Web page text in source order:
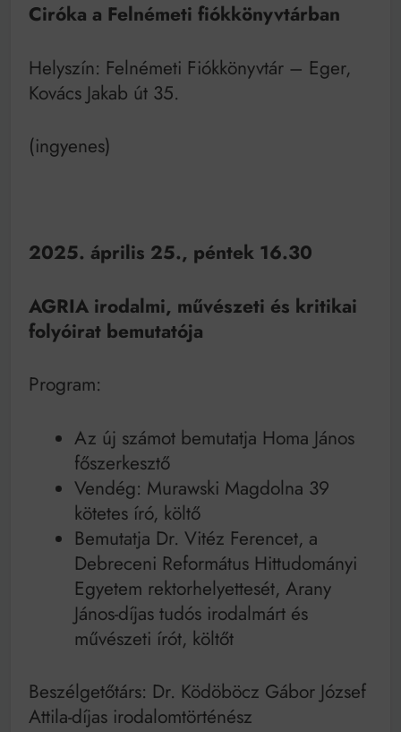
Ciróka a Felnémeti fiókkönyvtárban
Helyszín: Felnémeti Fiókkönyvtár – Eger,
Kovács Jakab út 35.
(ingyenes)
2025. április 25., péntek 16.30
AGRIA irodalmi, művészeti és kritikai
folyóirat bemutatója
Program:
Az új számot bemutatja Homa János
főszerkesztő
Vendég: Murawski Magdolna 39
kötetes író, költő
Bemutatja Dr. Vitéz Ferencet, a
Debreceni Református Hittudományi
Egyetem rektorhelyettesét, Arany
János-díjas tudós irodalmárt és
művészeti írót, költőt
Beszélgetőtárs: Dr. Ködöböcz Gábor József
Attila-díjas irodalomtörténész